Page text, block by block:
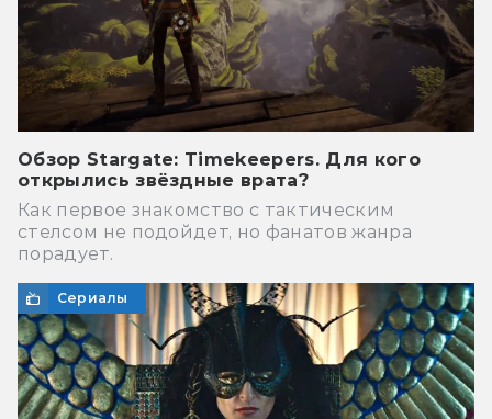
Обзор Stargate: Timekeepers. Для кого
открылись звёздные врата?
Как первое знакомство с тактическим
стелсом не подойдет, но фанатов жанра
порадует.
Сериалы